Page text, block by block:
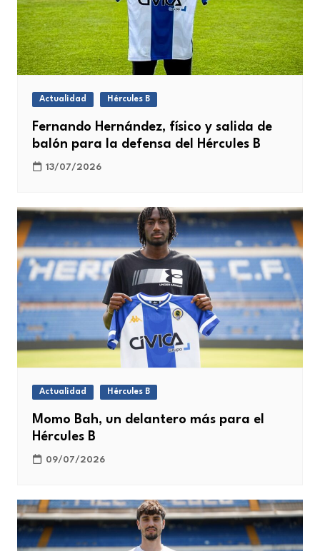
Actualidad Hércules B
Fernando Hernández, físico y salida de
balón para la defensa del Hércules B
13/07/2026
Actualidad Hércules B
Momo Bah, un delantero más para el
Hércules B
09/07/2026